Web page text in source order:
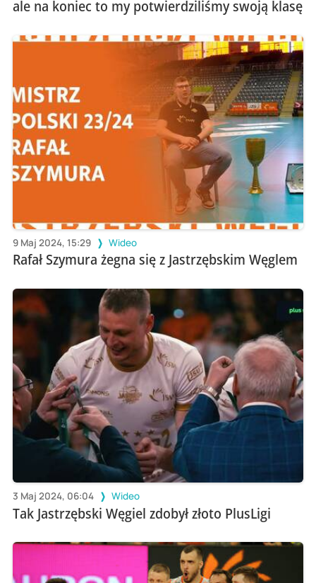
ale na koniec to my potwierdziliśmy swoją klasę
9 Maj 2024, 15:29 Wideo
Rafał Szymura żegna się z Jastrzębskim Węglem
3 Maj 2024, 06:04 Wideo
Tak Jastrzębski Węgiel zdobył złoto PlusLigi